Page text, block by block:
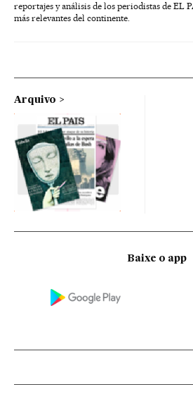
reportajes y análisis de los periodistas de EL
más relevantes del continente.
Arquivo
Baixe o app